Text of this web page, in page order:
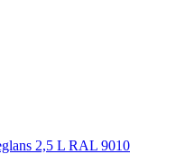
2,5 L RAL 9010